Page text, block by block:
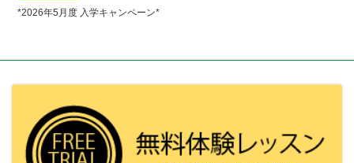
*2026年5月度 入学キャンペーン*